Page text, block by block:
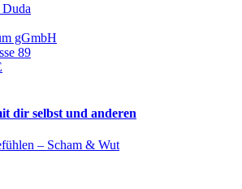
gGmbH
89
dir selbst und anderen
– Scham & Wut